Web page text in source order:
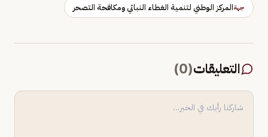
جهةالمركز الوطني لتنمية الغطاء النباتي ومكافحة التصحر
التعليقات(
0
)